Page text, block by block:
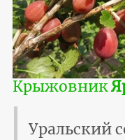
Крыжовник
Уральский